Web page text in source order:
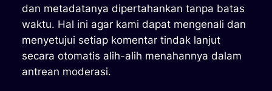
dan metadatanya dipertahankan tanpa batas
waktu. Hal ini agar kami dapat mengenali dan
menyetujui setiap komentar tindak lanjut
secara otomatis alih-alih menahannya dalam
antrean moderasi.